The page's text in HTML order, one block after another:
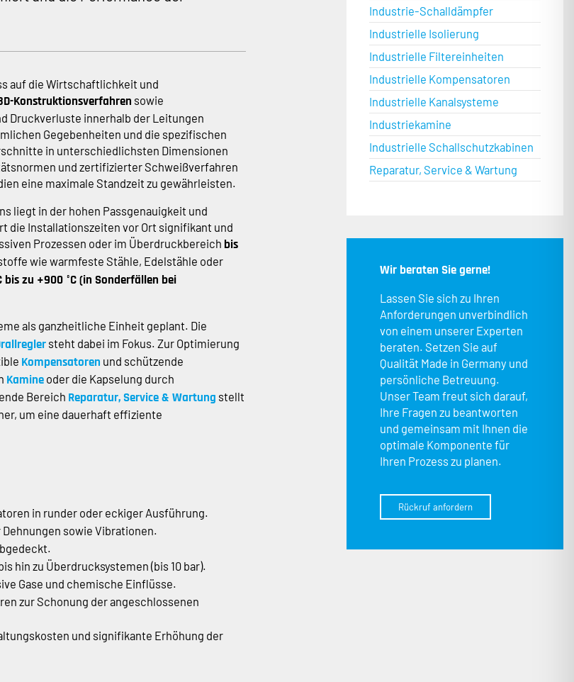
auf die Wirtschaftlichkeit und
Konstruktionsverfahren sowie
Druckverluste innerhalb der Leitungen
Gegebenheiten und die spezifischen
in unterschiedlichsten Dimensionen
und zertifizierter Schweißverfahren
eine maximale Standzeit zu gewährleisten.
liegt in der hohen Passgenauigkeit und
die Installationszeiten vor Ort signifikant und
Prozessen oder im Überdruckbereich bis
wie warmfeste Stähle, Edelstähle oder
bis zu +900 °C (in Sonderfällen bei
als ganzheitliche Einheit geplant. Die
steht dabei im Fokus. Zur Optimierung
Kompensatoren und schützende
Kamine oder die Kapselung durch
Bereich Reparatur, Service & Wartung stellt
um eine dauerhaft effiziente
in runder oder eckiger Ausführung.
sowie Vibrationen.
hin zu Überdrucksystemen (bis 10 bar).
Gase und chemische Einflüsse.
zur Schonung der angeschlossenen
und signifikante Erhöhung der
Industrie-Schalldämpfer
Industrielle Isolierung
Industrielle Filtereinheiten
Industrielle Kompensatoren
Industrielle Kanalsysteme
Industriekamine
Industrielle Schallschutzkabinen
Reparatur, Service & Wartung
Wir beraten Sie gerne!
Lassen Sie sich zu Ihren
Anforderungen unverbindlich
von einem unserer Experten
beraten. Setzen Sie auf
Qualität Made in Germany und
persönliche Betreuung.
Unser Team freut sich darauf,
Ihre Fragen zu beantworten
und gemeinsam mit Ihnen die
optimale Komponente für
Ihren Prozess zu planen.
Rückruf anfordern